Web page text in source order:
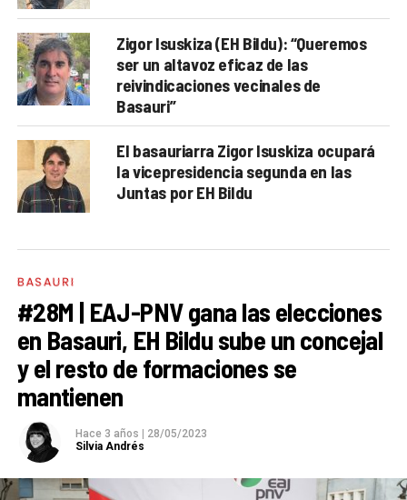
Zigor Isuskiza (EH Bildu): “Queremos
ser un altavoz eficaz de las
reivindicaciones vecinales de
Basauri”
El basauriarra Zigor Isuskiza ocupará
la vicepresidencia segunda en las
Juntas por EH Bildu
BASAURI
#28M | EAJ-PNV gana las elecciones
en Basauri, EH Bildu sube un concejal
y el resto de formaciones se
mantienen
Hace 3 años
28/05/2023
Silvia Andrés